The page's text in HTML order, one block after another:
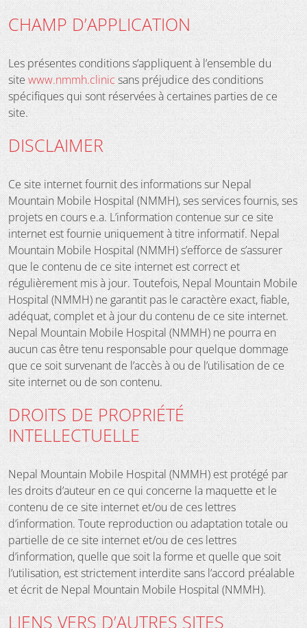
CHAMP D’APPLICATION
Les présentes conditions s’appliquent à l’ensemble du
site www.nmmh.clinic sans préjudice des conditions
spécifiques qui sont réservées à certaines parties de ce
site.
DISCLAIMER
Ce site internet fournit des informations sur Nepal
Mountain Mobile Hospital (NMMH), ses services fournis, ses
projets en cours e.a. L’information contenue sur ce site
internet est fournie uniquement à titre informatif. Nepal
Mountain Mobile Hospital (NMMH) s’efforce de s’assurer
que le contenu de ce site internet est correct et
régulièrement mis à jour. Toutefois, Nepal Mountain Mobile
Hospital (NMMH) ne garantit pas le caractère exact, fiable,
adéquat, complet et à jour du contenu de ce site internet.
Nepal Mountain Mobile Hospital (NMMH) ne pourra en
aucun cas être tenu responsable pour quelque dommage
que ce soit survenant de l’accès à ou de l’utilisation de ce
site internet ou de son contenu.
DROITS DE PROPRIÉTÉ
INTELLECTUELLE
Nepal Mountain Mobile Hospital (NMMH) est protégé par
les droits d’auteur en ce qui concerne la maquette et le
contenu de ce site internet et/ou de ces lettres
d’information. Toute reproduction ou adaptation totale ou
partielle de ce site internet et/ou de ces lettres
d’information, quelle que soit la forme et quelle que soit
l’utilisation, est strictement interdite sans l’accord préalable
et écrit de Nepal Mountain Mobile Hospital (NMMH).
LIENS VERS D’AUTRES SITES